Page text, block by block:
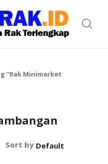
“Rak Minimarket
Sort by